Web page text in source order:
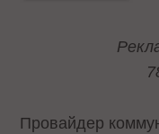
Провайдер